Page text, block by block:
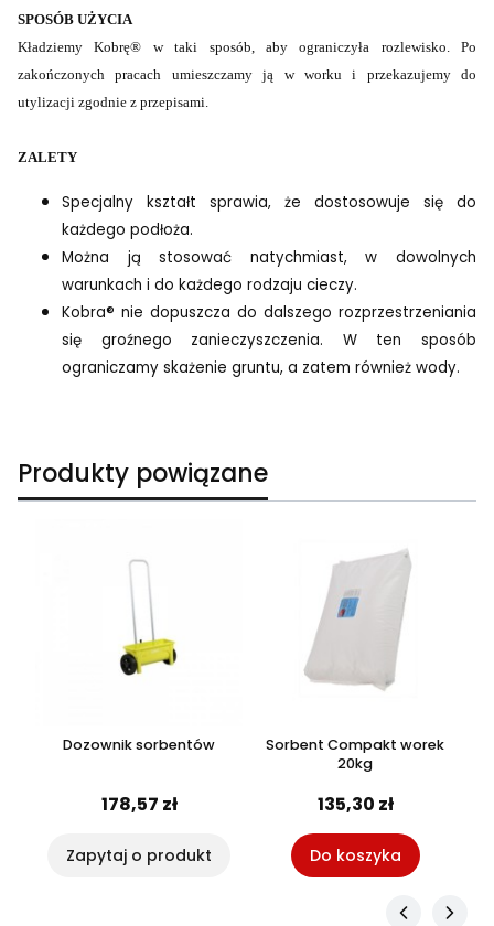
SPOSÓB UŻYCIA
Kładziemy Kobrę® w taki sposób, aby ograniczyła rozlewisko. Po
zakończonych pracach umieszczamy ją w worku i przekazujemy do
utylizacji zgodnie z przepisami.
ZALETY
Specjalny kształt sprawia, że dostosowuje się do
każdego podłoża.
Można ją stosować natychmiast, w dowolnych
warunkach i do każdego rodzaju cieczy.
Kobra® nie dopuszcza do dalszego rozprzestrzeniania
się groźnego zanieczyszczenia. W ten sposób
ograniczamy skażenie gruntu, a zatem również wody.
Produkty powiązane
Dozownik sorbentów
178,57 zł
Zapytaj o produkt
Sorbent Compakt worek
20kg
135,30 zł
Do koszyka